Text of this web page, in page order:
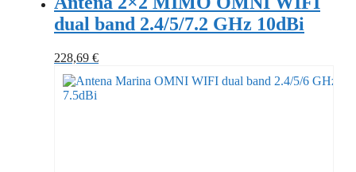
dual band 2.4/5/7.2 GHz 10dBi
228,69 €